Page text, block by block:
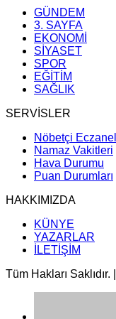
GÜNDEM
3. SAYFA
EKONOMİ
SİYASET
SPOR
EĞİTİM
SAĞLIK
SERVİSLER
Nöbetçi
Namaz Vakitleri
Hava Durumu
Puan Durumları
HAKKIMIZDA
KÜNYE
YAZARLAR
İLETİŞİM
Tüm Hakları Saklıdır. |